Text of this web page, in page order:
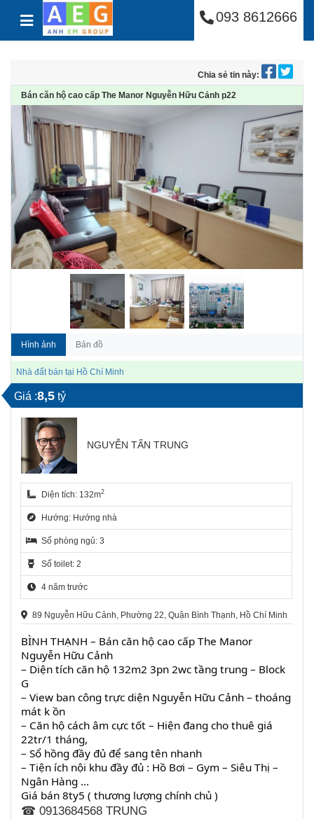
Skip to content Công Ty Cổ Phần
093 8612666
Chia sẻ tin này:
Bán căn hộ cao cấp The Manor Nguyễn Hữu Cảnh p22
Hình ảnh Bản đồ
Nhà đất bán tại Hồ Chí Minh
Giá :8,5 tỷ
NGUYỄN TẤN TRUNG
Diện tích: 132m2
Hướng: Hướng nhà
Số phòng ngủ: 3
Số toilet: 2
4 năm trước
89 Nguyễn Hữu Cảnh, Phường 22, Quận Bình Thạnh, Hồ Chí Minh
BÌNH THẠNH – Bán căn hộ cao cấp The Manor
Nguyễn Hữu Cảnh
– Diện tích căn hộ 132m2 3pn 2wc tầng trung – Block
G
– View ban công trực diện Nguyễn Hữu Cảnh – thoáng
mát k ồn
– Căn hộ cách âm cực tốt – Hiện đang cho thuê giá
22tr/1 tháng,
– Sổ hồng đầy đủ để sang tên nhanh
– Tiện ích nội khu đầy đủ : Hồ Bơi – Gym – Siêu Thị –
Ngân Hàng …
Giá bán 8ty5 ( thương lượng chính chủ )
☎ 0913684568 TRUNG